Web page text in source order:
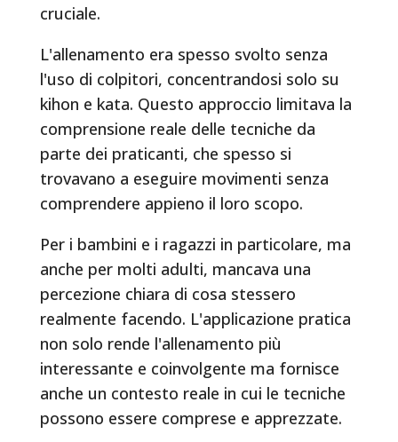
cruciale.
L'allenamento era spesso svolto senza
l'uso di colpitori, concentrandosi solo su
kihon e kata. Questo approccio limitava la
comprensione reale delle tecniche da
parte dei praticanti, che spesso si
trovavano a eseguire movimenti senza
comprendere appieno il loro scopo.
Per i bambini e i ragazzi in particolare, ma
anche per molti adulti, mancava una
percezione chiara di cosa stessero
realmente facendo. L'applicazione pratica
non solo rende l'allenamento più
interessante e coinvolgente ma fornisce
anche un contesto reale in cui le tecniche
possono essere comprese e apprezzate.